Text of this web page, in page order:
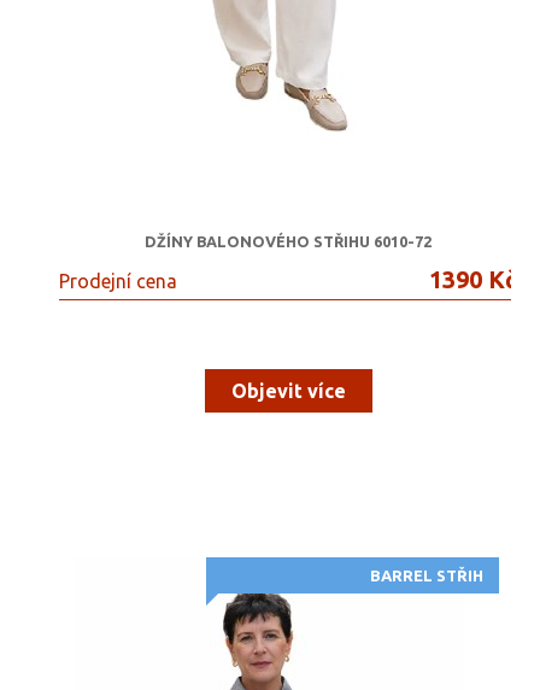
DŽÍNY BALONOVÉHO STŘIHU 6010-72
Prodejní cena 1390 Kč
Objevit více
BARREL STŘIH